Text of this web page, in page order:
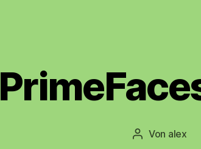
Beitragsautor
Von alex